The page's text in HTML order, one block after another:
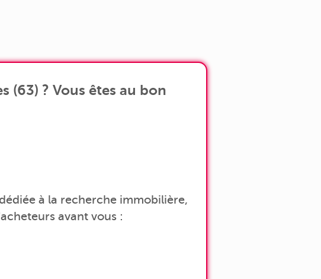
(63) ? Vous êtes au bon
à la recherche immobilière,
avant vous :